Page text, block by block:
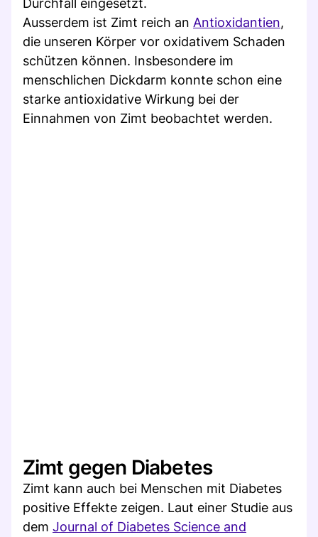
Ausserdem ist Zimt reich an Antioxidantien,
die unseren Körper vor oxidativem Schaden
schützen können. Insbesondere im
menschlichen Dickdarm konnte schon eine
starke antioxidative Wirkung bei der
Einnahmen von Zimt beobachtet werden.
Zimt gegen Diabetes
Zimt kann auch bei Menschen mit Diabetes
positive Effekte zeigen. Laut einer Studie aus
dem Journal of Diabetes Science and